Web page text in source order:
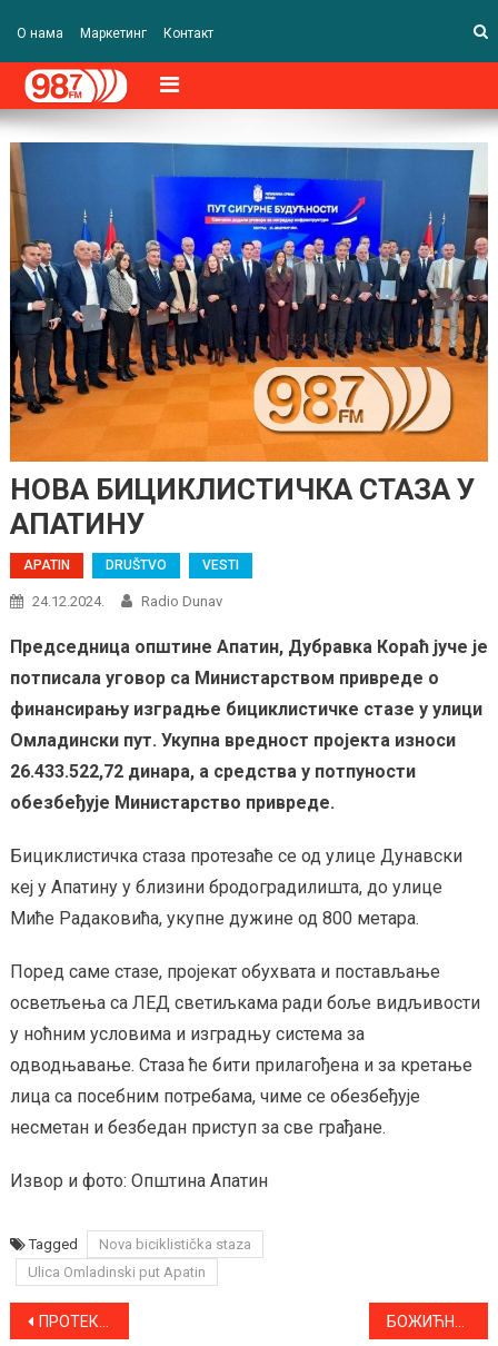
О нама Маркетинг Контакт
НОВА БИЦИКЛИСТИЧКА СТАЗА У
АПАТИНУ
APATIN DRUŠTVO VESTI
24.12.2024. Radio Dunav
Председница општине Апатин, Дубравка Кораћ јуче је
потписала уговор са Министарством привреде о
финансирању изградње бициклистичке стазе у улици
Омладински пут. Укупна вредност пројекта износи
26.433.522,72 динара, а средства у потпуности
обезбеђује Министарство привреде.
Бициклистичка стаза протезаће се од улице Дунавски
кеј у Апатину у близини бродоградилишта, до улице
Миће Радаковића, укупне дужине од 800 метара.
Поред саме стазе, пројекат обухвата и постављање
осветљења са ЛЕД светиљкама ради боље видљивости
у ноћним условима и изградњу система за
одводњавање. Стаза ће бити прилагођена и за кретање
лица са посебним потребама, чиме се обезбеђује
несметан и безбедан приступ за све грађане.
Извор и фото: Општина Апатин
Tagged
Nova biciklistička staza
Ulica Omladinski put Apatin
Kretanje
ПРОТЕКЛЕ СЕДМИЦЕ НА ПОДРУЧЈУ АПАТИНСКЕ ОПШТИНЕ ДВЕ САОБРАЋАЈНЕ НЕЗГОДЕ